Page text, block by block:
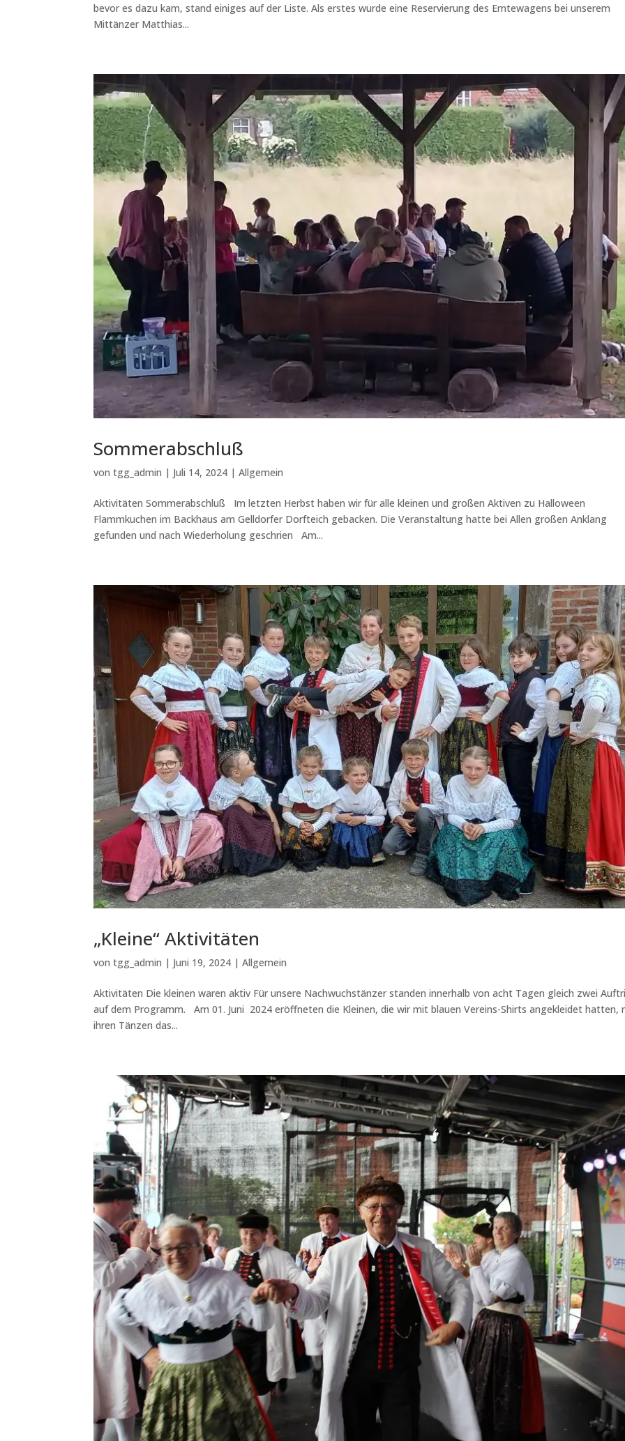
bevor es dazu kam, stand einiges auf der Liste. Als erstes wurde eine Reservierung des Erntewagens bei unserem
Mittänzer Matthias...
Sommerabschluß
vontgg_admin | Juli 14, 2024 |Allgemein
Aktivitäten Sommerabschluß Im letzten Herbst haben wir für alle kleinen und großen Aktiven zu Halloween
Flammkuchen im Backhaus am Gelldorfer Dorfteich gebacken. Die Veranstaltung hatte bei Allen großen Anklang
gefunden und nach Wiederholung geschrien Am...
„Kleine“ Aktivitäten
vontgg_admin | Juni 19, 2024 |Allgemein
Aktivitäten Die kleinen waren aktiv Für unsere Nachwuchstänzer standen innerhalb von acht Tagen gleich zwei
auf dem Programm. Am 01. Juni 2024 eröffneten die Kleinen, die wir mit blauen Vereins-Shirts angekleidet hatten,
ihren Tänzen das...